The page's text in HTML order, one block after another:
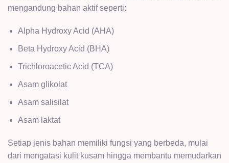
mengandung bahan aktif seperti:
Alpha Hydroxy Acid (AHA)
Beta Hydroxy Acid (BHA)
Trichloroacetic Acid (TCA)
Asam glikolat
Asam salisilat
Asam laktat
Setiap jenis bahan memiliki fungsi yang berbeda, mulai
dari mengatasi kulit kusam hingga membantu memudarkan